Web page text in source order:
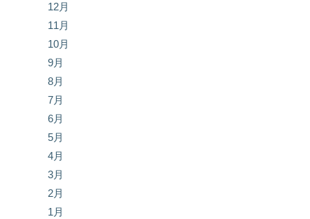
12月
11月
10月
9月
8月
7月
6月
5月
4月
3月
2月
1月